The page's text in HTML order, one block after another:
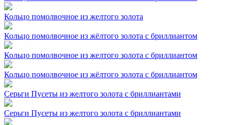
Кольцо помолвочное из желтого золота
Кольцо помолвочное из жёлтого золота с бриллиантом
Кольцо помолвочное из желтого золота с бриллиантом
Кольцо помолвочное из жёлтого золота с бриллиантом
Серьги Пусеты из желтого золота с бриллиантами
Серьги Пусеты из желтого золота с бриллиантами